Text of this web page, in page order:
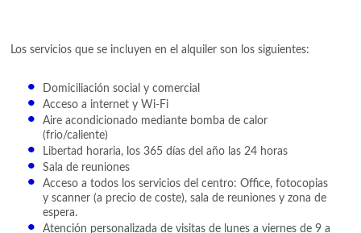
Los servicios que se incluyen en el alquiler son los siguientes:
Domiciliación social y comercial
Acceso a internet y Wi-Fi
Aire acondicionado mediante bomba de calor
(frio/caliente)
Libertad horaria, los 365 días del año las 24 horas
Sala de reuniones
Acceso a todos los servicios del centro: Office, fotocopias
y scanner (a precio de coste), sala de reuniones y zona de
espera.
Atención personalizada de visitas de lunes a viernes de 9 a